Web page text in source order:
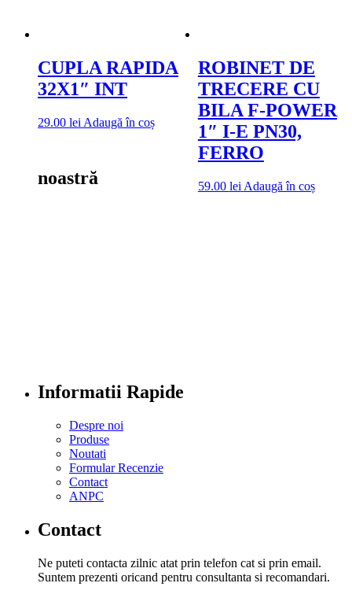
CUPLA RAPIDA
32X1″ INT
29.00 lei Adaugă în coș
ROBINET DE
TRECERE CU
BILA F-POWER
1″ I-E PN30,
FERRO
59.00 lei Adaugă în coș
noastră
Informatii Rapide
Despre noi
Produse
Noutati
Formular Recenzie
Contact
ANPC
Contact
Ne puteti contacta zilnic atat prin telefon cat si prin email.
Suntem prezenti oricand pentru consultanta si recomandari.